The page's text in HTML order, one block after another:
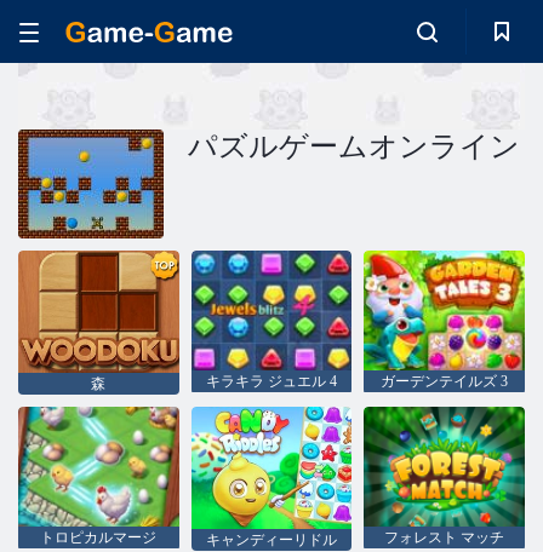
パズルゲームオンライン
森 キラキラ ジュエル 4 ガーデンテイルズ 3
トロピカルマージ キャンディーリドル フォレスト マッチ